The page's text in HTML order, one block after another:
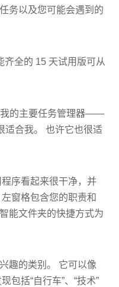
务以及您可能会遇到的
齐全的 15 天试用版可从
我的主要任务管理器——
适合我。 也许它也很适
序看起来很干净，并
窗格包含您的职责和
能文件夹的快捷方式为
趣的类别。 它可以像
包括“自行车”、“技术”